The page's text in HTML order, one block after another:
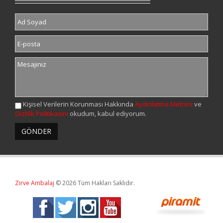
Kişisel Verilerin Korunması Hakkında Aydınlatma Metnini ve
Gizlilik Politikasını okudum, kabul ediyorum.
Zirve Ambalaj © 2026 Tüm Hakları Saklıdır.